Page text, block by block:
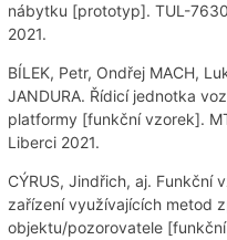
nábytku [prototyp]. TUL-
2021.
BÍLEK, Petr, Ondřej MACH,
JANDURA. Řídicí jednotka
platformy [funkční vzorek].
Liberci 2021.
CÝRUS, Jindřich, aj. Funkční
zařízení využívajících metod
objektu/pozorovatele